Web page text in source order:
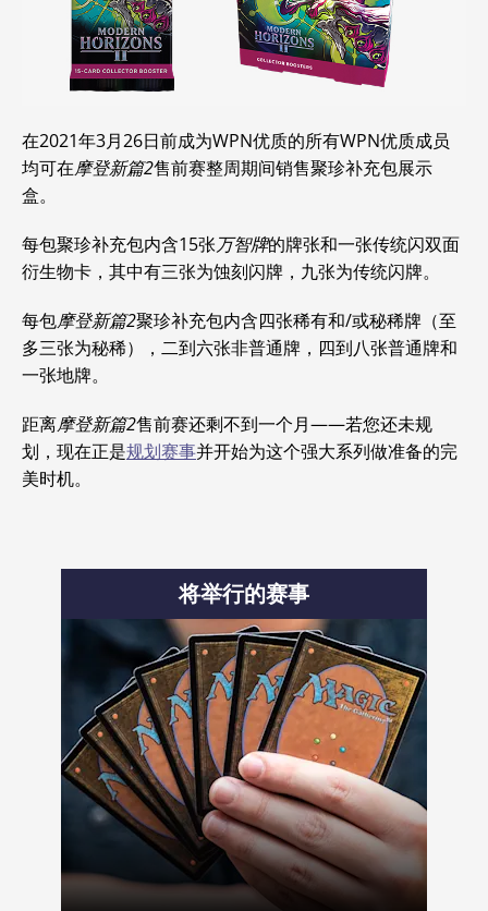
在2021年3月26日前成为WPN优质的所有WPN优质成员
均可在摩登新篇2售前赛整周期间销售聚珍补充包展示
盒。
每包聚珍补充包内含15张万智牌的牌张和一张传统闪双面
衍生物卡，其中有三张为蚀刻闪牌，九张为传统闪牌。
每包摩登新篇2聚珍补充包内含四张稀有和/或秘稀牌（至
多三张为秘稀），二到六张非普通牌，四到八张普通牌和
一张地牌。
距离摩登新篇2售前赛还剩不到一个月——若您还未规
划，现在正是规划赛事并开始为这个强大系列做准备的完
美时机。
将举行的赛事